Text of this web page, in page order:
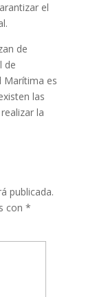
el
de
de
Marítima es
las
la
publicada.
con *